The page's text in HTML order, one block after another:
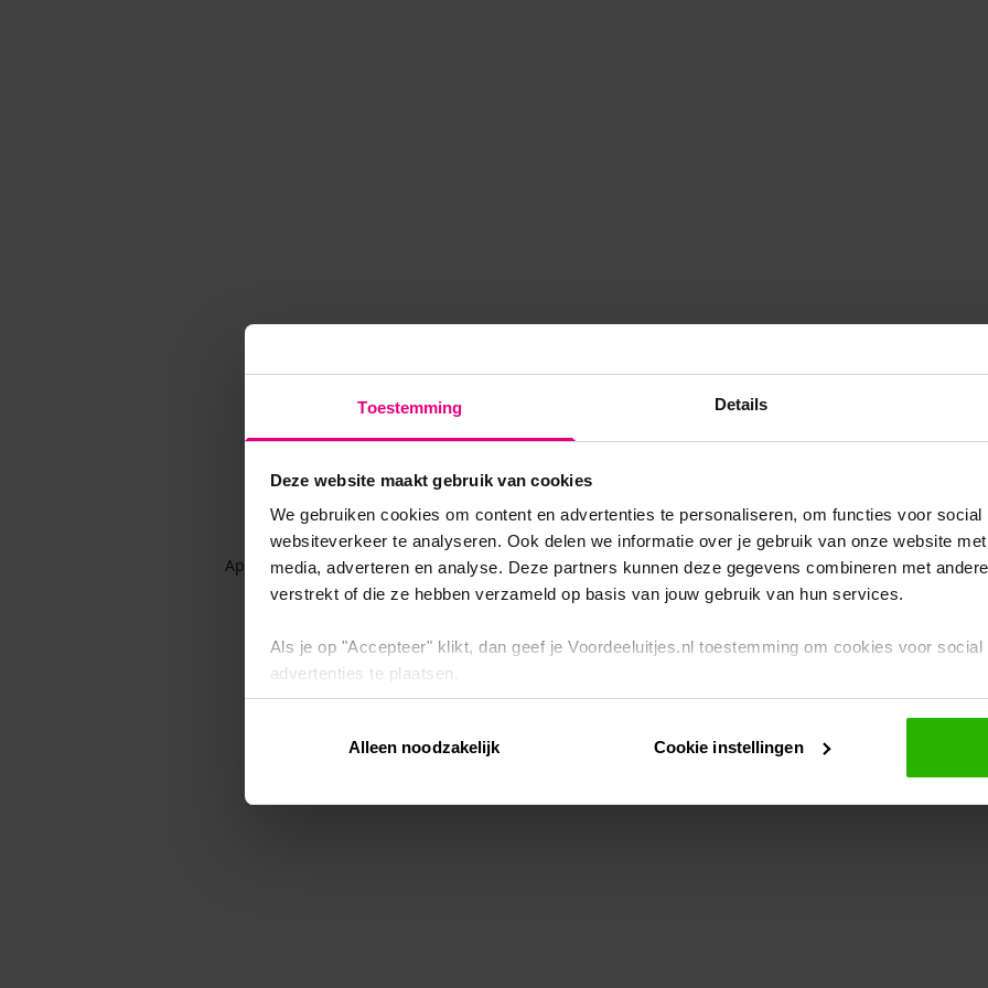
Toestemming Details
Deze website maakt gebruik van cookies
We gebruiken cookies om content en advertenties te personaliseren, om functies voor
websiteverkeer te analyseren. Ook delen we informatie over je gebruik van onze website
media, adverteren en analyse. Deze partners kunnen deze gegevens combineren met
verstrekt of die ze hebben verzameld op basis van jouw gebruik van hun services.
Als je op "Accepteer" klikt, dan geef je Voordeeluitjes.nl toestemming om cookies voor
advertenties te plaatsen.
Via "Cookie instellingen" kun je ook zelf instellen welke cookies worden geplaatst. Je kunt je
intrekken op onscookiebeleid.
Alleen noodzakelijk Cookie instellingen
Application error: a client-side exception has occurred while loadingwww.voordeeluitjes.nl (see the